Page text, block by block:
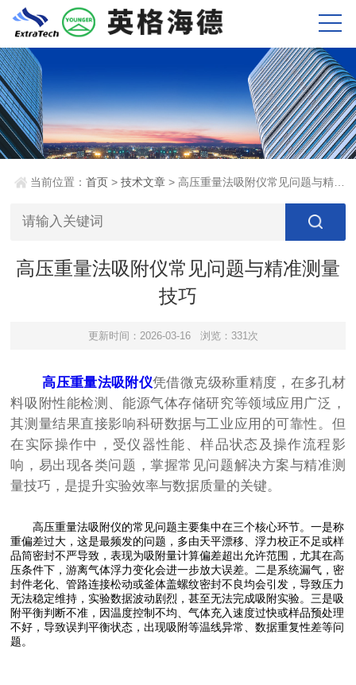
当前位置：首页 >技术文章 > 高压重量法吸附仪常见问题与精准测量技巧
高压重量法吸附仪常见问题与精准测量
技巧
更新时间：2026-03-16 浏览：331次
高压重量法吸附仪凭借微克级称重精度，在多孔材
料吸附性能检测、能源气体存储研究等领域应用广泛，
其测量结果直接影响科研数据与工业应用的可靠性。但
在实际操作中，受仪器性能、样品状态及操作流程影
响，易出现各类问题，掌握常见问题解决方案与精准测
量技巧，是提升实验效率与数据质量的关键。
高压重量法吸附仪的常见问题主要集中在三个核心环节。一是称
重偏差过大，这是最频发的问题，多由天平漂移、浮力校正不足或样
品筒密封不严导致，表现为吸附量计算偏差超出允许范围，尤其在高
压条件下，游离气体浮力变化会进一步放大误差。二是系统漏气，密
封件老化、管路连接松动或釜体盖螺纹密封不良均会引发，导致压力
无法稳定维持，实验数据波动剧烈，甚至无法完成吸附实验。三是吸
附平衡判断不准，因温度控制不均、气体充入速度过快或样品预处理
不好，导致误判平衡状态，出现吸附等温线异常、数据重复性差等问
题。